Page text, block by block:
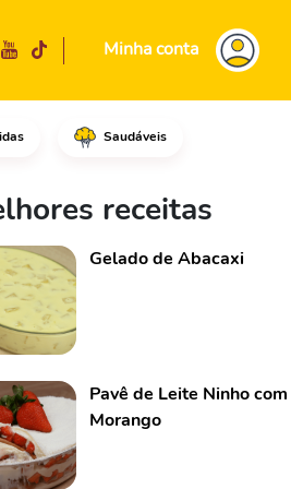
Minha conta
Saudáveis
excesso de
receitas
Gelado de Abacaxi
Pavê de Leite Ninho com
Morango